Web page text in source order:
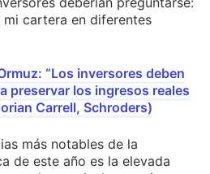
mi cartera en diferentes
“Los inversores deben
preservar los ingresos reales
Carrell, Schroders)
más notables de la
de este año es la elevada